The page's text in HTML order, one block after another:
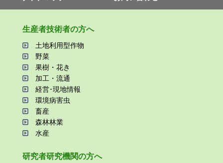
⽣産者技術者の⽅へ
⼟地利⽤型作物
野菜
果樹・花き
加⼯・流通
経営･現地情報
環境病害⾍
畜産
森林林業
⽔産
研究者研究機関の⽅へ